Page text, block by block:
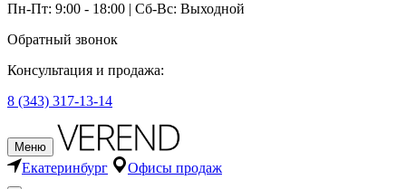
Пн-Пт: 9:00 - 18:00 | Сб-Вс: Выходной
Обратный звонок
Консультация и продажа:
8 (343) 317-13-14
Меню
Екатеринбург Офисы продаж